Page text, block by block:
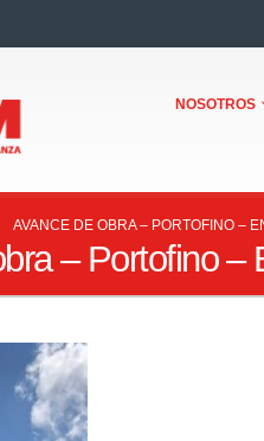
NOSOTROS
AVANCE DE OBRA – PORTOFINO –
– Portofino –